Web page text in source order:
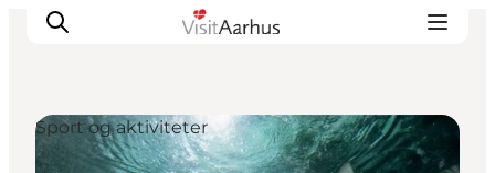
Sport og aktiviteter